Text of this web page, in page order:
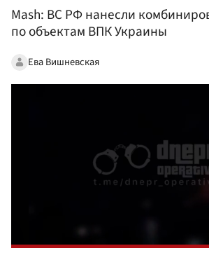
Mash: ВС РФ нанесли
по объектам ВПК Украины
Ева Вишневская